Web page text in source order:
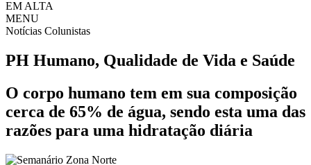
EM ALTA
MENU
Notícias Colunistas
PH Humano, Qualidade de Vida e Saúde
O corpo humano tem em sua composição
cerca de 65% de água, sendo esta uma das
razões para uma hidratação diária